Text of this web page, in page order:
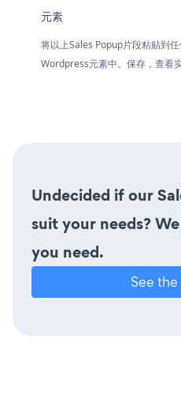
元素
将以上Sales Popup片段粘贴到
Wordpress元素中。保存，查看
Undecided if our
suit your needs?
you need.
See